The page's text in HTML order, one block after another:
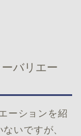
バリエー
ーションを紹
いですが、